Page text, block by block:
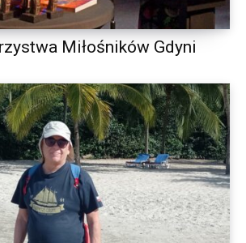
Miłośników Gdyni